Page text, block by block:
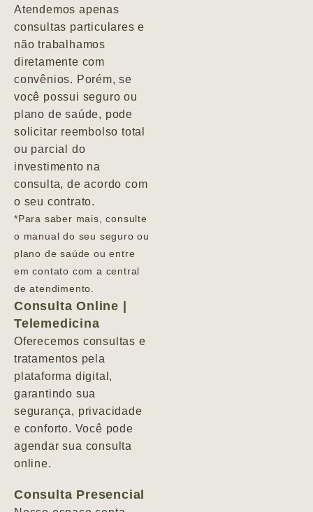
Atendemos apenas
consultas particulares e
não trabalhamos
diretamente com
convênios. Porém, se
você possui seguro ou
plano de saúde, pode
solicitar reembolso total
ou parcial do
investimento na
consulta, de acordo com
o seu contrato.
*Para saber mais, consulte
o manual do seu seguro ou
plano de saúde ou entre
em contato com a central
de atendimento.
Consulta Online |
Telemedicina
Oferecemos consultas e
tratamentos pela
plataforma digital,
garantindo sua
segurança, privacidade
e conforto. Você pode
agendar sua consulta
online.
Consulta Presencial